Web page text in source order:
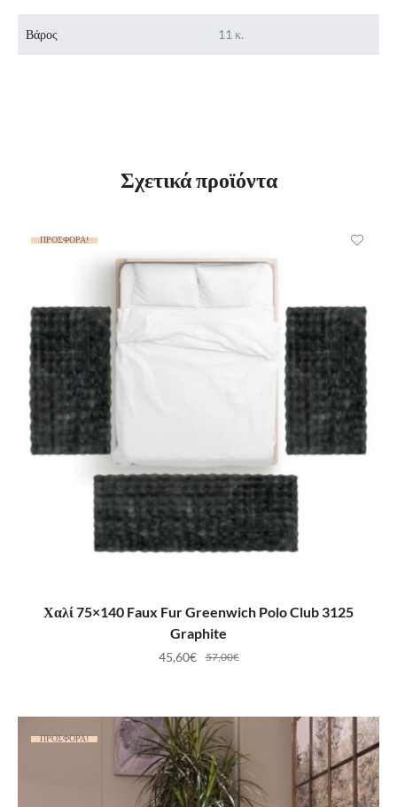
Βάρος 11 κ.
Σχετικά προϊόντα
ΠΡΟΣΦΟΡΆ!
ΠΡΟΣΘΉΚΗ ΣΤΟ ΚΑΛΆΘΙ
Χαλί 75×140 Faux Fur Greenwich Polo Club 3125
Graphite
57,00€
45,60€
ΠΡΟΣΦΟΡΆ!